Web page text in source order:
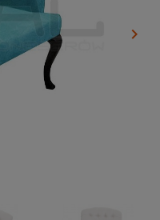
keyboard_arrow_right